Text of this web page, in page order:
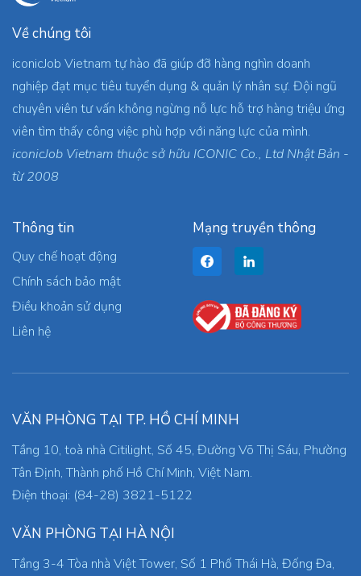
Về chúng tôi
iconicJob Vietnam tự hào đã giúp đỡ hàng nghìn doanh
nghiệp đạt mục tiêu tuyển dụng & quản lý nhân sự. Đội ngũ
chuyên viên tư vấn không ngừng nỗ lực hỗ trợ hàng triệu ứng
viên tìm thấy công việc phù hợp với năng lực của mình.
iconicJob Vietnam thuộc sở hữu ICONIC Co., Ltd Nhật Bản -
từ 2008
Thông tin
Quy chế hoạt động
Chính sách bảo mật
Điều khoản sử dụng
Liên hệ
Mạng truyền thông
VĂN PHÒNG TẠI TP. HỒ CHÍ MINH
Tầng 10, toà nhà Citilight, Số 45, Đường Võ Thị Sáu, Phường
Tân Định, Thành phố Hồ Chí Minh, Việt Nam.
Điện thoại: (84-28) 3821-5122
VĂN PHÒNG TẠI HÀ NỘI
Tầng 3-4 Tòa nhà Việt Tower, Số 1 Phố Thái Hà, Đống Đa,